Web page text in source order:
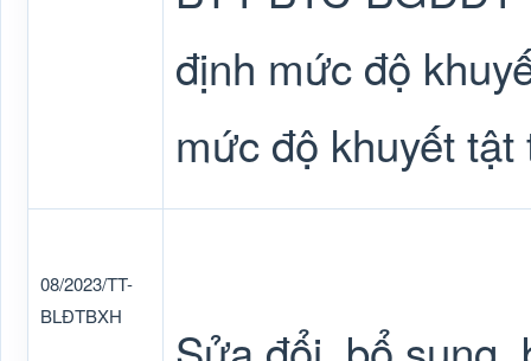
định mức độ
mức độ khuyết
08/2023/TT-
BLĐTBXH